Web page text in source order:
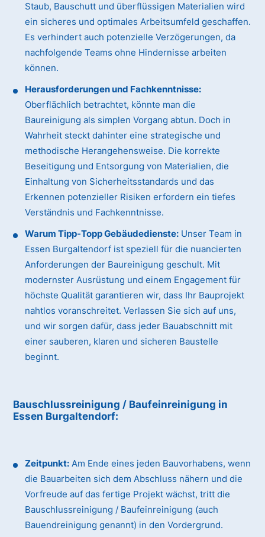
Staub, Bauschutt und überflüssigen Materialien wird
ein sicheres und optimales Arbeitsumfeld geschaffen.
Es verhindert auch potenzielle Verzögerungen, da
nachfolgende Teams ohne Hindernisse arbeiten
können.
Herausforderungen und Fachkenntnisse:
Oberflächlich betrachtet, könnte man die
Baureinigung als simplen Vorgang abtun. Doch in
Wahrheit steckt dahinter eine strategische und
methodische Herangehensweise. Die korrekte
Beseitigung und Entsorgung von Materialien, die
Einhaltung von Sicherheitsstandards und das
Erkennen potenzieller Risiken erfordern ein tiefes
Verständnis und Fachkenntnisse.
Warum Tipp-Topp Gebäudedienste: Unser Team in
Essen Burgaltendorf ist speziell für die nuancierten
Anforderungen der Baureinigung geschult. Mit
modernster Ausrüstung und einem Engagement für
höchste Qualität garantieren wir, dass Ihr Bauprojekt
nahtlos voranschreitet. Verlassen Sie sich auf uns,
und wir sorgen dafür, dass jeder Bauabschnitt mit
einer sauberen, klaren und sicheren Baustelle
beginnt.
Bauschlussreinigung / Baufeinreinigung in
Essen Burgaltendorf:
Zeitpunkt: Am Ende eines jeden Bauvorhabens, wenn
die Bauarbeiten sich dem Abschluss nähern und die
Vorfreude auf das fertige Projekt wächst, tritt die
Bauschlussreinigung / Baufeinreinigung (auch
Bauendreinigung genannt) in den Vordergrund.